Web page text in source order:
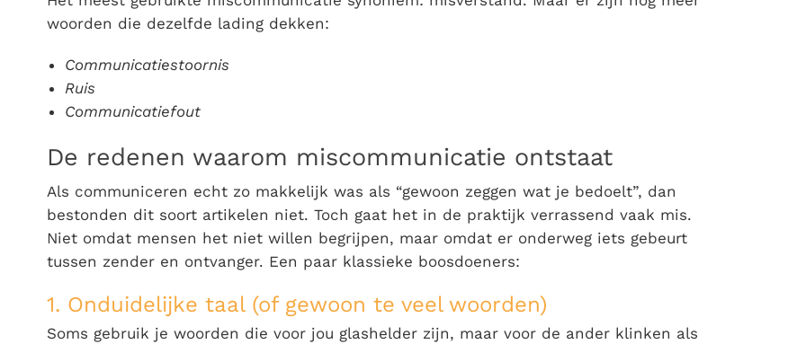
woorden die dezelfde lading dekken:
Communicatiestoornis
Ruis
Communicatiefout
De redenen waarom miscommunicatie ontstaat
Als communiceren echt zo makkelijk was als “gewoon zeggen wat je bedoelt”, dan
bestonden dit soort artikelen niet. Toch gaat het in de praktijk verrassend vaak mis.
Niet omdat mensen het niet willen begrijpen, maar omdat er onderweg iets gebeurt
tussen zender en ontvanger. Een paar klassieke boosdoeners:
1. Onduidelijke taal (of gewoon te veel woorden)
Soms gebruik je woorden die voor jou glashelder zijn, maar voor de ander klinken als